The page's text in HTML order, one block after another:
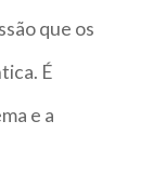
que os
É
e a